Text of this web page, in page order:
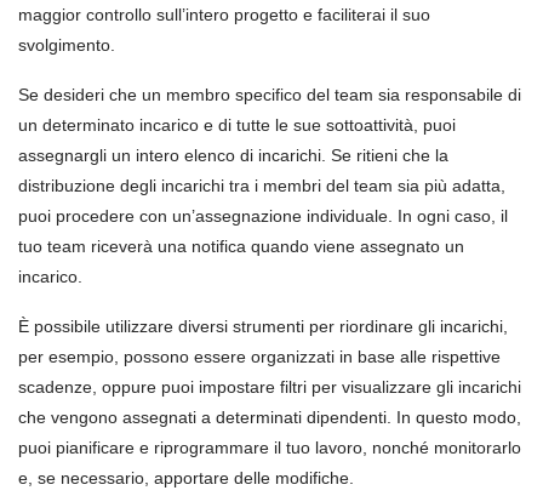
maggior controllo sull’intero progetto e faciliterai il suo
svolgimento.
Se desideri che un membro specifico del team sia responsabile di
un determinato incarico e di tutte le sue sottoattività, puoi
assegnargli un intero elenco di incarichi. Se ritieni che la
distribuzione degli incarichi tra i membri del team sia più adatta,
puoi procedere con un’assegnazione individuale. In ogni caso, il
tuo team riceverà una notifica quando viene assegnato un
incarico.
È possibile utilizzare diversi strumenti per riordinare gli incarichi,
per esempio, possono essere organizzati in base alle rispettive
scadenze, oppure puoi impostare filtri per visualizzare gli incarichi
che vengono assegnati a determinati dipendenti. In questo modo,
puoi pianificare e riprogrammare il tuo lavoro, nonché monitorarlo
e, se necessario, apportare delle modifiche.